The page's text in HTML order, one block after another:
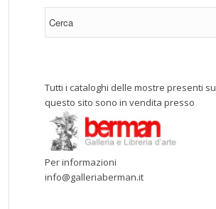
Tutti i cataloghi delle mostre presenti su
questo sito sono in vendita presso
Per informazioni
info@galleriaberman.it